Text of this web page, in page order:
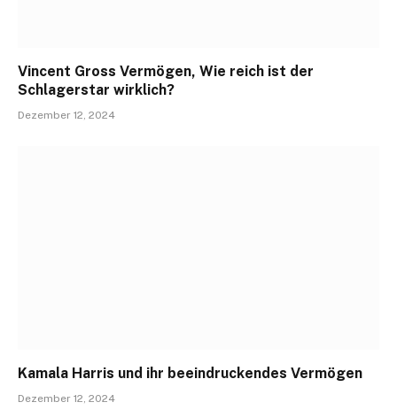
Vincent Gross Vermögen, Wie reich ist der
Schlagerstar wirklich?
Dezember 12, 2024
Kamala Harris und ihr beeindruckendes Vermögen
Dezember 12, 2024